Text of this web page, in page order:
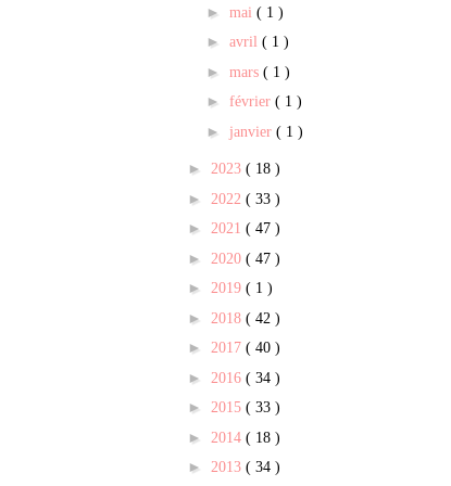
► mai ( 1 )
► avril ( 1 )
► mars ( 1 )
► février ( 1 )
► janvier ( 1 )
► 2023 ( 18 )
► 2022 ( 33 )
► 2021 ( 47 )
► 2020 ( 47 )
► 2019 ( 1 )
► 2018 ( 42 )
► 2017 ( 40 )
► 2016 ( 34 )
► 2015 ( 33 )
► 2014 ( 18 )
► 2013 ( 34 )